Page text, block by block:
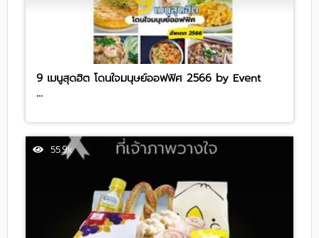
9 เมนูสุดฮิต โดนใจมนุษย์ออฟฟิศ 2566 by Event
...
55.9k